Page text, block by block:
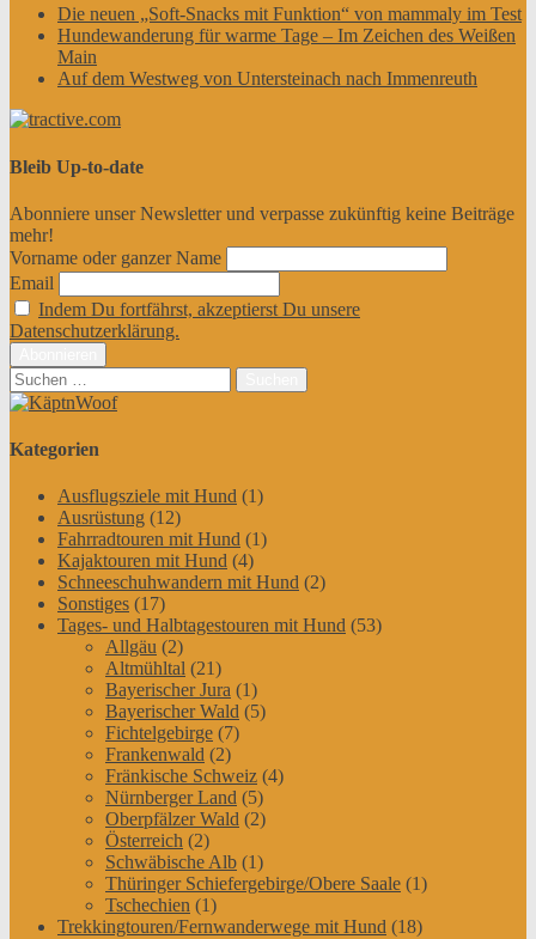
Die neuen „Soft-Snacks mit Funktion“ von mammaly im Test
Hundewanderung für warme Tage – Im Zeichen des Weißen
Main
Auf dem Westweg von Untersteinach nach Immenreuth
Bleib Up-to-date
Abonniere unser Newsletter und verpasse zukünftig keine Beiträge
mehr!
Vorname oder ganzer Name
Email
Indem Du fortfährst, akzeptierst Du unsere
Datenschutzerklärung.
Suchen
nach:
Kategorien
Ausflugsziele mit Hund (1)
Ausrüstung (12)
Fahrradtouren mit Hund (1)
Kajaktouren mit Hund (4)
Schneeschuhwandern mit Hund (2)
Sonstiges (17)
Tages- und Halbtagestouren mit Hund (53)
Allgäu (2)
Altmühltal (21)
Bayerischer Jura (1)
Bayerischer Wald (5)
Fichtelgebirge (7)
Frankenwald (2)
Fränkische Schweiz (4)
Nürnberger Land (5)
Oberpfälzer Wald (2)
Österreich (2)
Schwäbische Alb (1)
Thüringer Schiefergebirge/Obere Saale (1)
Tschechien (1)
Trekkingtouren/Fernwanderwege mit Hund (18)